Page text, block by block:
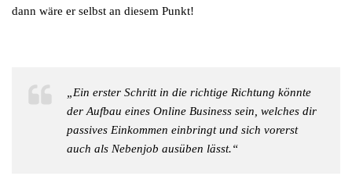
dann wäre er selbst an diesem Punkt!
„Ein erster Schritt in die richtige Richtung könnte
der Aufbau eines Online Business sein, welches dir
passives Einkommen einbringt und sich vorerst
auch als Nebenjob ausüben lässt.“